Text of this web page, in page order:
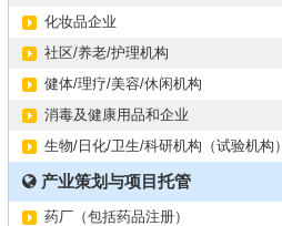
化妆品企业
社区/养老/护理机构
健体/理疗/美容/休闲机构
消毒及健康用品和企业
生物/日化/卫生/科研机构（试验机构）
产业策划与项目托管
药厂（包括药品注册）